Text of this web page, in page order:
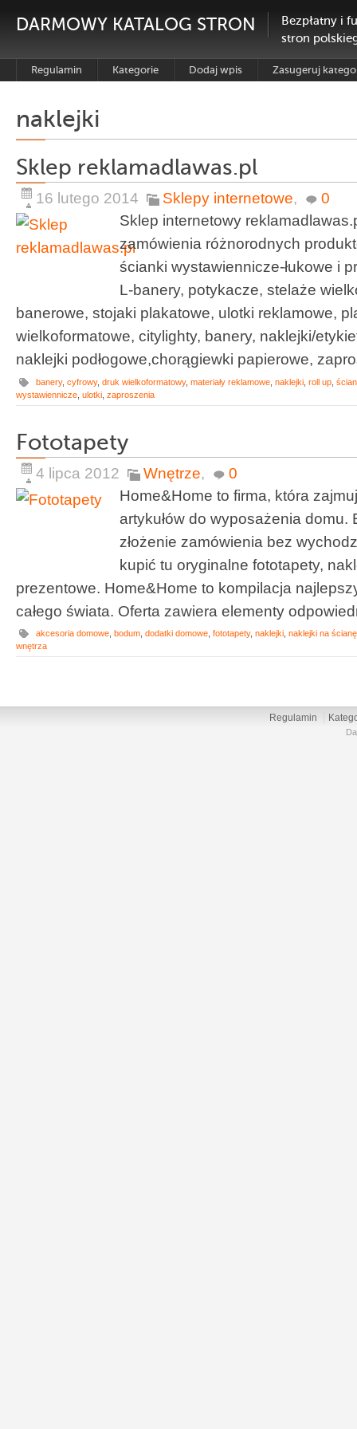
DARMOWY KATALOG STRON
Bezpłatny i
stron
Regulamin Kategorie Dodaj wpis Zasugeruj
naklejki
Sklep reklamadlawas.pl
16 lutego 2014 Sklepy internetowe,
0
Sklep internetowy
zamówienia różnorodnych
ścianki wystawiennicze-łukowe i
L-banery, potykacze, stelaże
banerowe, stojaki plakatowe, ulotki reklamowe,
wielkoformatowe, citylighty, banery, naklejki/
naklejki podłogowe,chorągiewki papierowe,
banery, cyfrowy, druk wielkoformatowy, materiały reklamowe naklejki roll up
wystawiennicze ulotki zaproszenia
Fototapety
4 lipca 2012 Wnętrze,
0
Home&Home to firma, która
artykułów do wyposażenia domu.
złożenie zamówienia bez
kupić tu oryginalne fototapety,
prezentowe. Home&Home to kompilacja
całego świata. Oferta zawiera elementy
akcesoria domowe bodum dodatki domowe fototapety, naklejki naklejki na ścianę
wnętrza
Regulamin